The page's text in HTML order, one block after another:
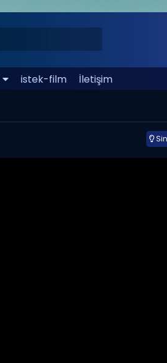
istek-film İletişim